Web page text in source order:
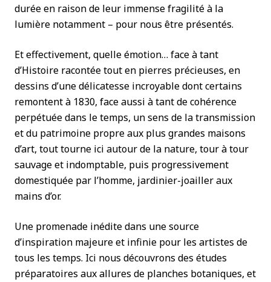
durée en raison de leur immense fragilité à la
lumière notamment – pour nous être présentés.
Et effectivement, quelle émotion… face à tant
d’Histoire racontée tout en pierres précieuses, en
dessins d’une délicatesse incroyable dont certains
remontent à 1830, face aussi à tant de cohérence
perpétuée dans le temps, un sens de la transmission
et du patrimoine propre aux plus grandes maisons
d’art, tout tourne ici autour de la nature, tour à tour
sauvage et indomptable, puis progressivement
domestiquée par l’homme, jardinier-joailler aux
mains d’or.
Une promenade inédite dans une source
d’inspiration majeure et infinie pour les artistes de
tous les temps. Ici nous découvrons des études
préparatoires aux allures de planches botaniques, et